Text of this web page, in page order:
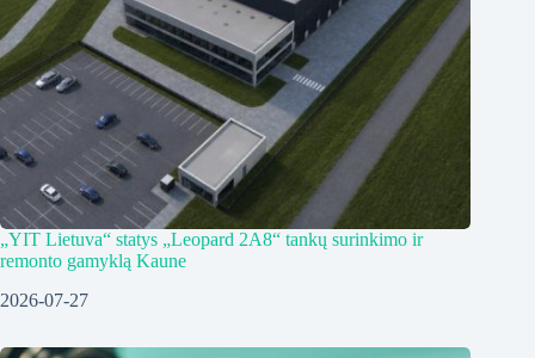
„YIT Lietuva“ statys „Leopard 2A8“ tankų surinkimo ir
remonto gamyklą Kaune
2026-07-27